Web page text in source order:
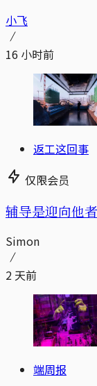
小飞
16 小时前
返工这回事
仅限会员
辅导是迎向他
Simon
2 天前
端周报